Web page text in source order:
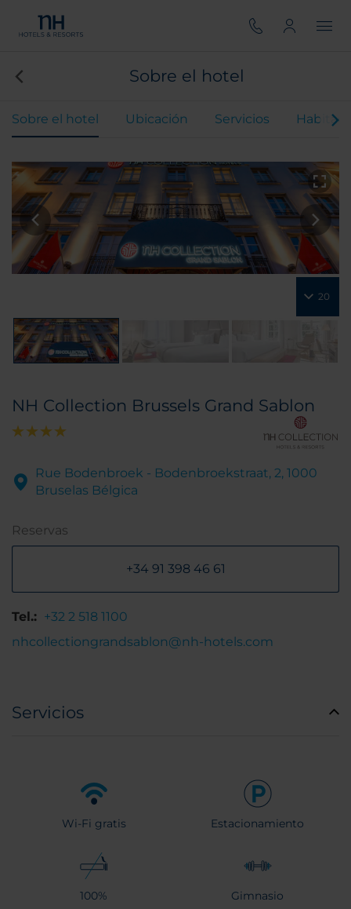
Sobre el hotel
Sobre el hotel Ubicación Servicios
20
NH Collection Brussels Grand Sablon
Rue Bodenbroek - Bodenbroekstraat, 2, 1000
Bruselas Bélgica
Reservas
+34 91 398 46 61
Tel.: +32 2 518 1100
nhcollectiongrandsablon@nh-hotels.com
Servicios
Wi-Fi gratis Estacionamiento
100% Gimnasio